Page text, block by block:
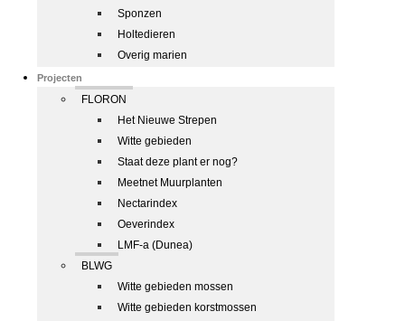
Sponzen
Holtedieren
Overig marien
Projecten
FLORON
Het Nieuwe Strepen
Witte gebieden
Staat deze plant er nog?
Meetnet Muurplanten
Nectarindex
Oeverindex
LMF-a (Dunea)
BLWG
Witte gebieden mossen
Witte gebieden korstmossen